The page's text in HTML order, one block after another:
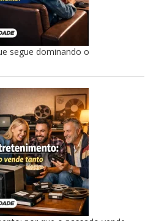
segue dominando o